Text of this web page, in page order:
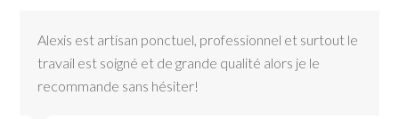
Alexis est artisan ponctuel, professionnel et surtout le
travail est soigné et de grande qualité alors je le
recommande sans hésiter!